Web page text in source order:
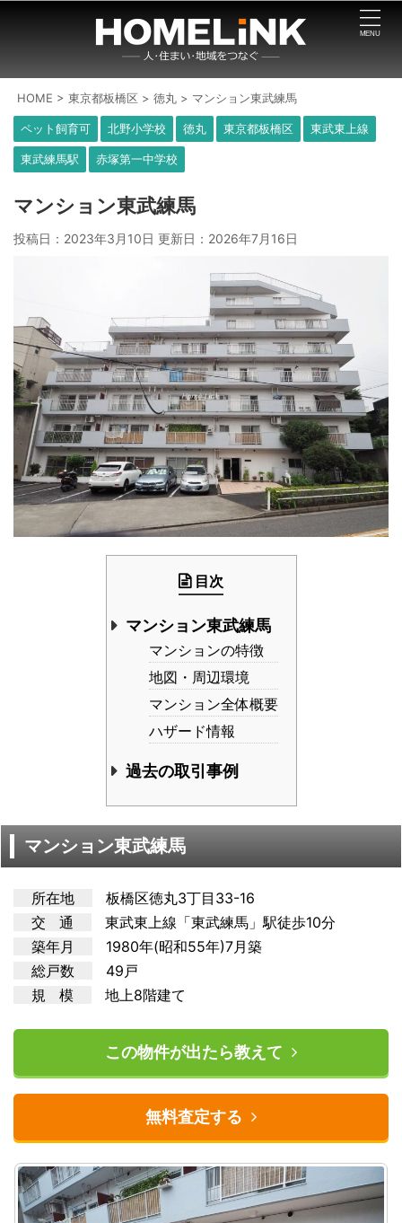
HOME >東京都板橋区 >徳丸 > マンション東武練馬
ペット飼育可 北野小学校 徳丸 東京都板橋区 東武東上線
東武練馬駅 赤塚第一中学校
マンション東武練馬
投稿日：2023年3月10日 更新日： 2026年7月16日
目次
マンション東武練馬
マンションの特徴
地図・周辺環境
マンション全体概要
ハザード情報
過去の取引事例
マンション東武練馬
所在地
板橋区徳丸3丁目33-16
交 通
東武東上線「東武練馬」駅徒歩10分
築年月
1980年(昭和55年)7月築
総戸数
49戸
規 模
地上8階建て
この物件が出たら教えて
無料査定する